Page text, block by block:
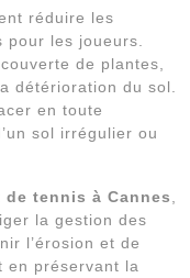
réduire les
les joueurs.
de plantes,
détérioration du sol.
en toute
sol irrégulier ou
tennis à Cannes
la gestion des
l’érosion et de
en préservant la